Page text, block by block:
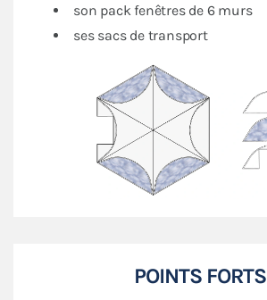
son pack fenêtres de 6 murs
ses sacs de transport
POINTS FORTS